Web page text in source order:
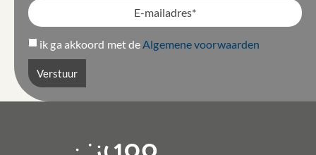
ik ga akkoord met deAlgemene voorwaarden
Verstuur